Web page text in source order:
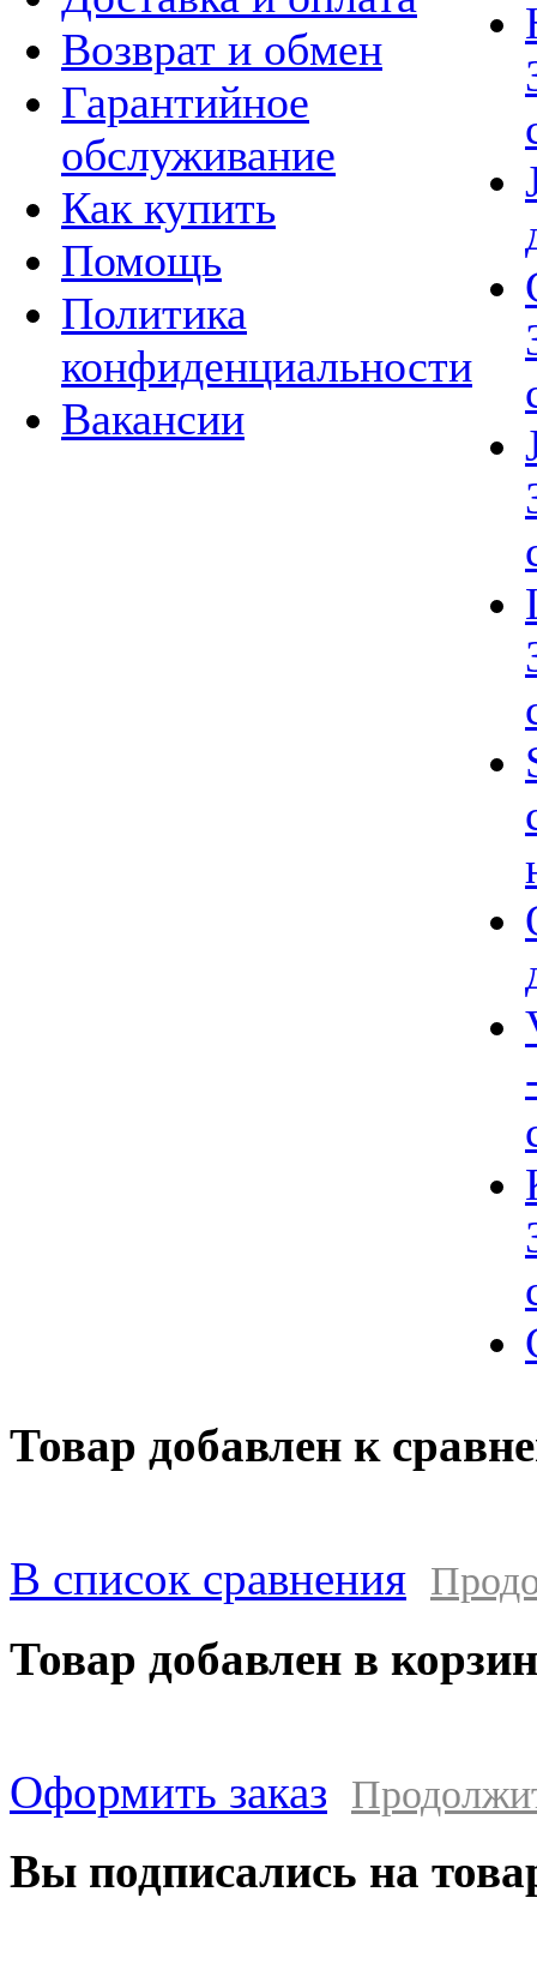
Возврат и обмен
Гарантийное
обслуживание
Как купить
Помощь
Политика
конфиденциальности
Вакансии
Товар добавлен к
В список сравнения
Товар добавлен в
Оформить заказ
Вы подписались на